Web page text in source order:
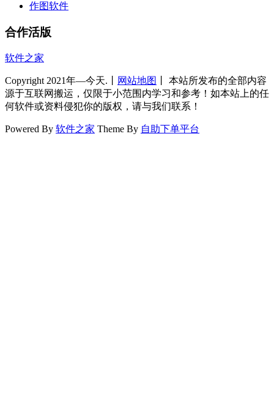
作图软件
合作活版
软件之家
Copyright 2021年—今天.丨 网站地图
丨 本站所发布的全部内容
源于互联网搬运，仅限于小范围内学习和参考！如本站上的任
何软件或资料侵犯你的版权，请与我们联系！
Powered By 软件之家 Theme By 自助下单平台